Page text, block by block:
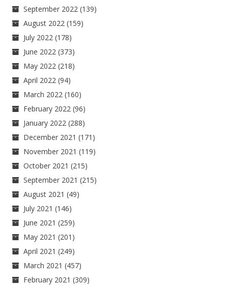
September 2022 (139)
August 2022 (159)
July 2022 (178)
June 2022 (373)
May 2022 (218)
April 2022 (94)
March 2022 (160)
February 2022 (96)
January 2022 (288)
December 2021 (171)
November 2021 (119)
October 2021 (215)
September 2021 (215)
August 2021 (49)
July 2021 (146)
June 2021 (259)
May 2021 (201)
April 2021 (249)
March 2021 (457)
February 2021 (309)